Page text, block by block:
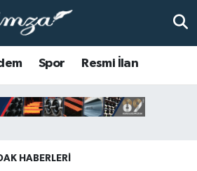
Spor Resmi İlan
HABERLERI
Durumu
Durumu ve Fikstür